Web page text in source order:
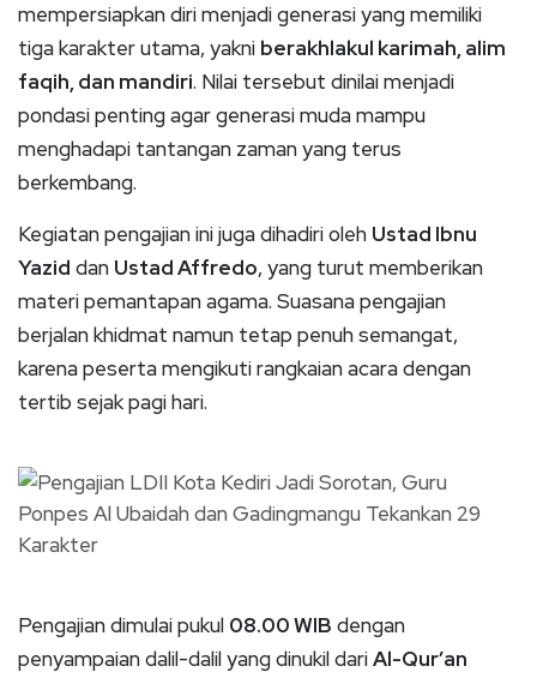
mempersiapkan diri menjadi generasi yang memiliki
tiga karakter utama, yakni berakhlakul karimah, alim
faqih, dan mandiri. Nilai tersebut dinilai menjadi
pondasi penting agar generasi muda mampu
menghadapi tantangan zaman yang terus
berkembang.
Kegiatan pengajian ini juga dihadiri oleh Ustad Ibnu
Yazid dan Ustad Affredo, yang turut memberikan
materi pemantapan agama. Suasana pengajian
berjalan khidmat namun tetap penuh semangat,
karena peserta mengikuti rangkaian acara dengan
tertib sejak pagi hari.
Pengajian dimulai pukul 08.00 WIB dengan
penyampaian dalil-dalil yang dinukil dariAl-Qur’an